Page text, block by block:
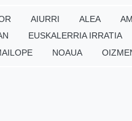
AIURRI ALEA
EUSKALERRIA IRRATIA
NOAUA